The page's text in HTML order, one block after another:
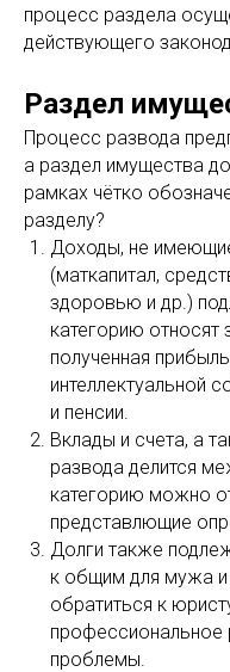
процесс раздела
действующего
Раздел
Процесс развода
а раздел имущества
рамках чётко
разделу?
Доходы, не
(маткапитал,
здоровью и др.)
категорию относят
полученная
интеллектуальной
и пенсии.
Вклады и счета, а
развода делится
категорию можно
представлющие
Долги также
к общим для мужа
обратиться к
проблемы.